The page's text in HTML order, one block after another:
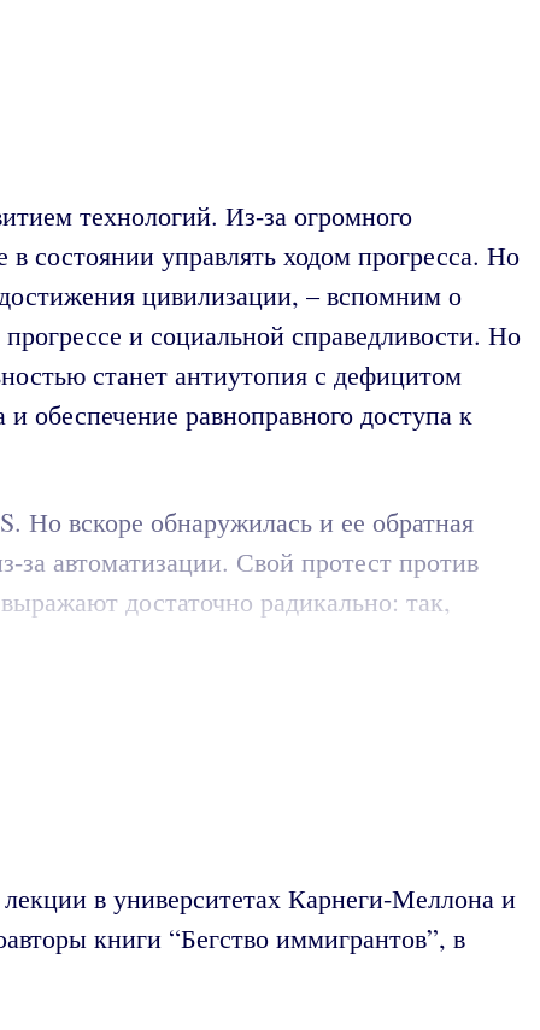
технологий. Из-за огромного
состоянии управлять ходом прогресса. Но
цивилизации, – вспомним о
и социальной справедливости. Но
станет антиутопия с дефицитом
обеспечение равноправного доступа к
вскоре обнаружилась и ее обратная
за автоматизации. Свой протест против
достаточно радикально: так,
лекции в университетах Карнеги-Меллона и
книги “Бегство иммигрантов”, в